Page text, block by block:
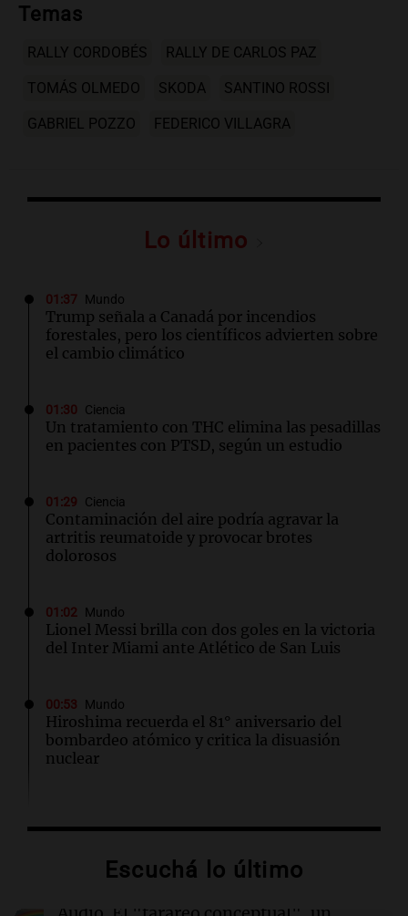
Temas
RALLY CORDOBÉS RALLY DE CARLOS PAZ
TOMÁS OLMEDO SKODA SANTINO ROSSI
GABRIEL POZZO FEDERICO VILLAGRA
Lo último
01:37 Mundo
Trump señala a Canadá por incendios
forestales, pero los científicos advierten sobre
el cambio climático
01:30 Ciencia
Un tratamiento con THC elimina las pesadillas
en pacientes con PTSD, según un estudio
01:29 Ciencia
Contaminación del aire podría agravar la
artritis reumatoide y provocar brotes
dolorosos
01:02 Mundo
Lionel Messi brilla con dos goles en la victoria
del Inter Miami ante Atlético de San Luis
00:53 Mundo
Hiroshima recuerda el 81° aniversario del
bombardeo atómico y critica la disuasión
nuclear
Clima en Salta: cómo estará el tiempo este
00:27 Clima
Escuchá lo último